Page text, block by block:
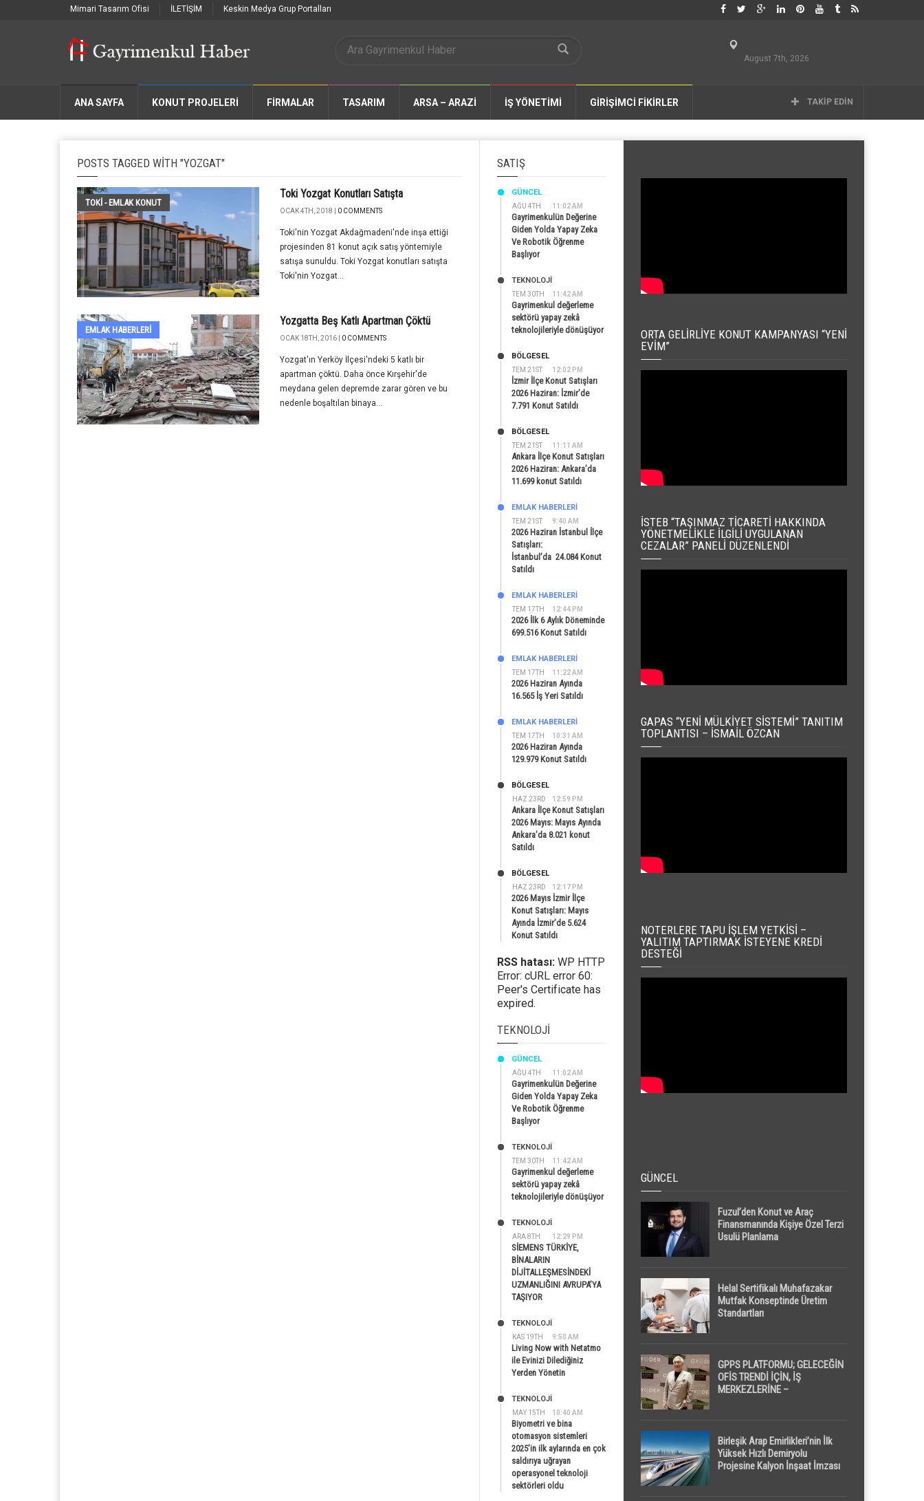
Mimari Tasarım Ofisi İLETİŞİM Keskin Medya Grup Portalları
August 7th, 2026
ANA SAYFA KONUT PROJELERİ FIRMALAR TASARIM ARSA – ARAZİ İŞ YÖNETİMİ GİRİŞİMCİ FİKİRLER TAKIP EDIN
POSTS TAGGED WITH "YOZGAT"
TOKİ - EMLAK KONUT
Toki Yozgat Konutları Satışta
OCAK 4TH, 2018 | 0 COMMENTS
Toki'nin Yozgat Akdağmadeni'nde inşa ettiği
projesinden 81 konut açık satış yöntemiyle
satışa sunuldu. Toki Yozgat konutları satışta
Toki'nin Yozgat...
EMLAK HABERLERI
Yozgatta Beş Katlı Apartman Çöktü
OCAK 18TH, 2016 | 0 COMMENTS
Yozgat'ın Yerköy İlçesi'ndeki 5 katlı bir
apartman çöktü. Daha önce Kırşehir'de
meydana gelen depremde zarar gören ve bu
nedenle boşaltılan binaya...
SATIŞ
AĞU 4TH 11:02 AM
GÜNCEL
Gayrimenkulün Değerine
Giden Yolda Yapay Zeka
Ve Robotik Öğrenme
Başlıyor
TEM 30TH 11:42 AM
TEKNOLOJİ
Gayrimenkul değerleme
sektörü yapay zekâ
teknolojileriyle dönüşüyor
TEM 21ST 12:02 PM
BÖLGESEL
İzmir İlçe Konut Satışları
2026 Haziran: İzmir’de
7.791 Konut Satıldı
TEM 21ST 11:11 AM
BÖLGESEL
Ankara İlçe Konut Satışları
2026 Haziran: Ankara’da
11.699 konut Satıldı
TEM 21ST 9:40 AM
EMLAK HABERLERI
2026 Haziran İstanbul İlçe
Satışları:
İstanbul’da 24.084 Konut
Satıldı
TEM 17TH 12:44 PM
EMLAK HABERLERI
2026 İlk 6 Aylık Döneminde
699.516 Konut Satıldı
TEM 17TH 11:22 AM
EMLAK HABERLERI
2026 Haziran Ayında
16.565 İş Yeri Satıldı
TEM 17TH 10:31 AM
EMLAK HABERLERI
2026 Haziran Ayında
129.979 Konut Satıldı
HAZ 23RD 12:59 PM
BÖLGESEL
Ankara İlçe Konut Satışları
2026 Mayıs: Mayıs Ayında
Ankara’da 8.021 konut
Satıldı
HAZ 23RD 12:17 PM
BÖLGESEL
2026 Mayıs İzmir İlçe
Konut Satışları: Mayıs
Ayında İzmir’de 5.624
Konut Satıldı
RSS hatası: WP HTTP
Error: cURL error 60:
Peer's Certificate has
expired.
TEKNOLOJI
AĞU 4TH 11:02 AM
GÜNCEL
Gayrimenkulün Değerine
Giden Yolda Yapay Zeka
Ve Robotik Öğrenme
Başlıyor
TEM 30TH 11:42 AM
TEKNOLOJİ
Gayrimenkul değerleme
sektörü yapay zekâ
teknolojileriyle dönüşüyor
ARA 8TH 12:29 PM
TEKNOLOJİ
SİEMENS TÜRKİYE,
BİNALARIN
DİJİTALLEŞMESİNDEKİ
UZMANLIĞINI AVRUPA’YA
TAŞIYOR
KAS 19TH 9:50 AM
TEKNOLOJİ
Living Now with Netatmo
ile Evinizi Dilediğiniz
Yerden Yönetin
MAY 15TH 10:40 AM
TEKNOLOJİ
Biyometri ve bina
otomasyon sistemleri
2025’in ilk aylarında en çok
saldırıya uğrayan
operasyonel teknoloji
sektörleri oldu
ORTA GELIRLIYE KONUT KAMPANYASI “YENI
EVIM”
İSTEB “TAŞINMAZ TICARETI HAKKINDA
YÖNETMELIKLE İLGILI UYGULANAN
CEZALAR” PANELI DÜZENLENDI
GAPAS “YENI MÜLKIYET SISTEMI” TANITIM
TOPLANTISI – İSMAIL ÖZCAN
NOTERLERE TAPU İŞLEM YETKISI –
YALITIM TAPTIRMAK İSTEYENE KREDI
DESTEĞI
GÜNCEL
Fuzul’den Konut ve Araç
Finansmanında Kişiye Özel Terzi
Usulü Planlama
Helal Sertifikalı Muhafazakar
Mutfak Konseptinde Üretim
Standartları
GPPS PLATFORMU; GELECEĞİN
OFİS TRENDİ İÇİN, İŞ
MERKEZLERİNE –
Birleşik Arap Emirlikleri’nin İlk
Yüksek Hızlı Demiryolu
Projesine Kalyon İnşaat İmzası